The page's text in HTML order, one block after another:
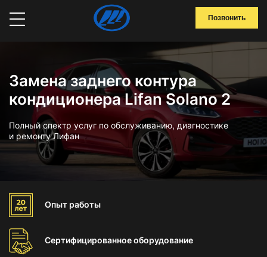
Позвонить
Замена заднего контура
кондиционера Lifan Solano 2
Полный спектр услуг по обслуживанию, диагностике
и ремонту Лифан
Опыт работы
Сертифицированноеоборудование